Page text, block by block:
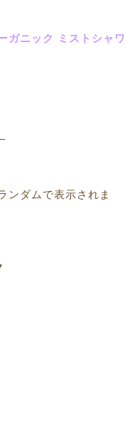
ガニック ミストシャワ
ンダムで表示されま